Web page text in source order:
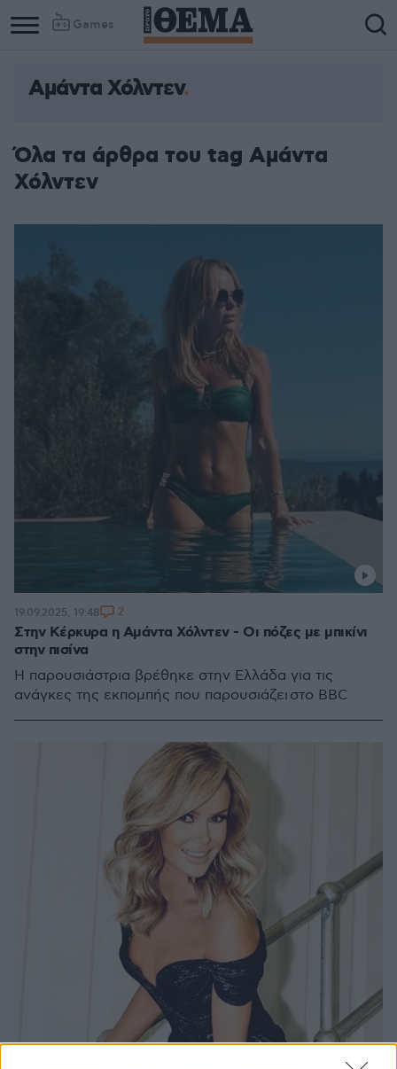
Games
Column
Column
Αμάντα Χόλντεν
Όλα τα άρθρα του tag Αμάντα
Χόλντεν
Στην Κέρκυρα η Αμάντα Χόλντεν - Οι πόζες με μπικίνι
στην πισίνα
Η παρουσιάστρια βρέθηκε στην Ελλάδα για τις
ανάγκες της εκπομπής που παρουσιάζει στο BBC
19.09.2025, 19:48 2